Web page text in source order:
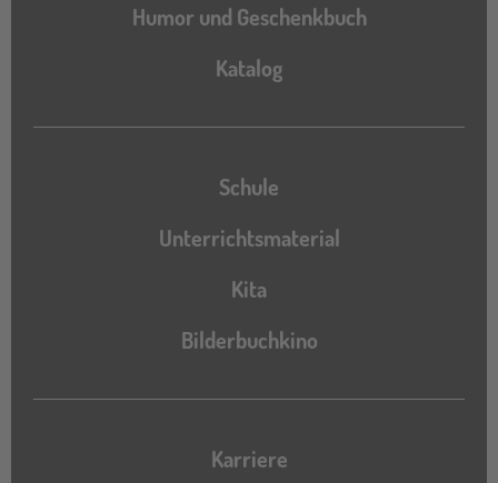
Humor und Geschenkbuch
Katalog
Katalog
Schule
Unterrichtsmaterial
Kita
Bilderbuchkino
Karriere